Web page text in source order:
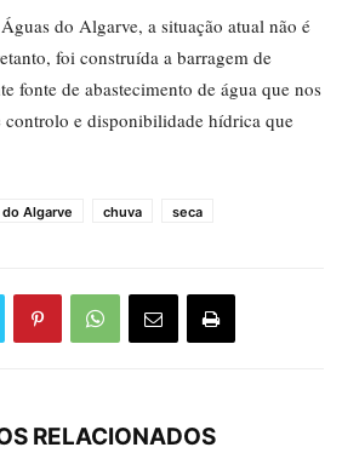
do Algarve, a situação atual não é
foi construída a barragem de
fonte de abastecimento de água que nos
controlo e disponibilidade hídrica que
Algarve chuva seca
RELACIONADOS